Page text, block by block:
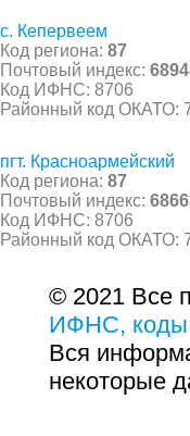
с. Кепервеем
Код региона: 87
Почтовый индекс:
Код ИФНС: 8706
Районный код ОКАТО:
пгт. Красноармейский
Код региона: 87
Почтовый индекс:
Код ИФНС: 8706
Районный код ОКАТО:
© 2021 Все
ИФНС, коды
Вся
некоторые